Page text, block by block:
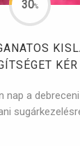
KÉR
nap a debreceni
30%